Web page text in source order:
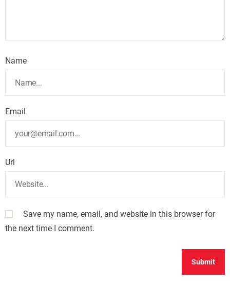
Name
Email
Url
Save my name, email, and website in this browser for
the next time I comment.